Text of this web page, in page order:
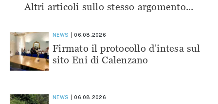
Altri articoli sullo stesso argomento...
NEWS 06.08.2026
Firmato il protocollo d’intesa sul
sito Eni di Calenzano
NEWS 06.08.2026